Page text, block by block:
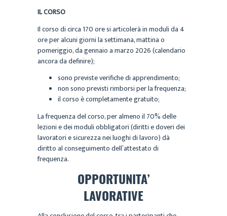
IL CORSO
Il corso di circa 170 ore si articolerà in moduli da 4
ore per alcuni giorni la settimana, mattina o
pomeriggio, da gennaio a marzo 2026 (calendario
ancora da definire);
sono previste verifiche di apprendimento;
non sono previsti rimborsi per la frequenza;
il corso è completamente gratuito;
La frequenza del corso, per almeno il 70% delle
lezioni e dei moduli obbligatori (diritti e doveri dei
lavoratori e sicurezza nei luoghi di lavoro) dà
diritto al conseguimento dell’attestato di
frequenza.
OPPORTUNITA’
LAVORATIVE